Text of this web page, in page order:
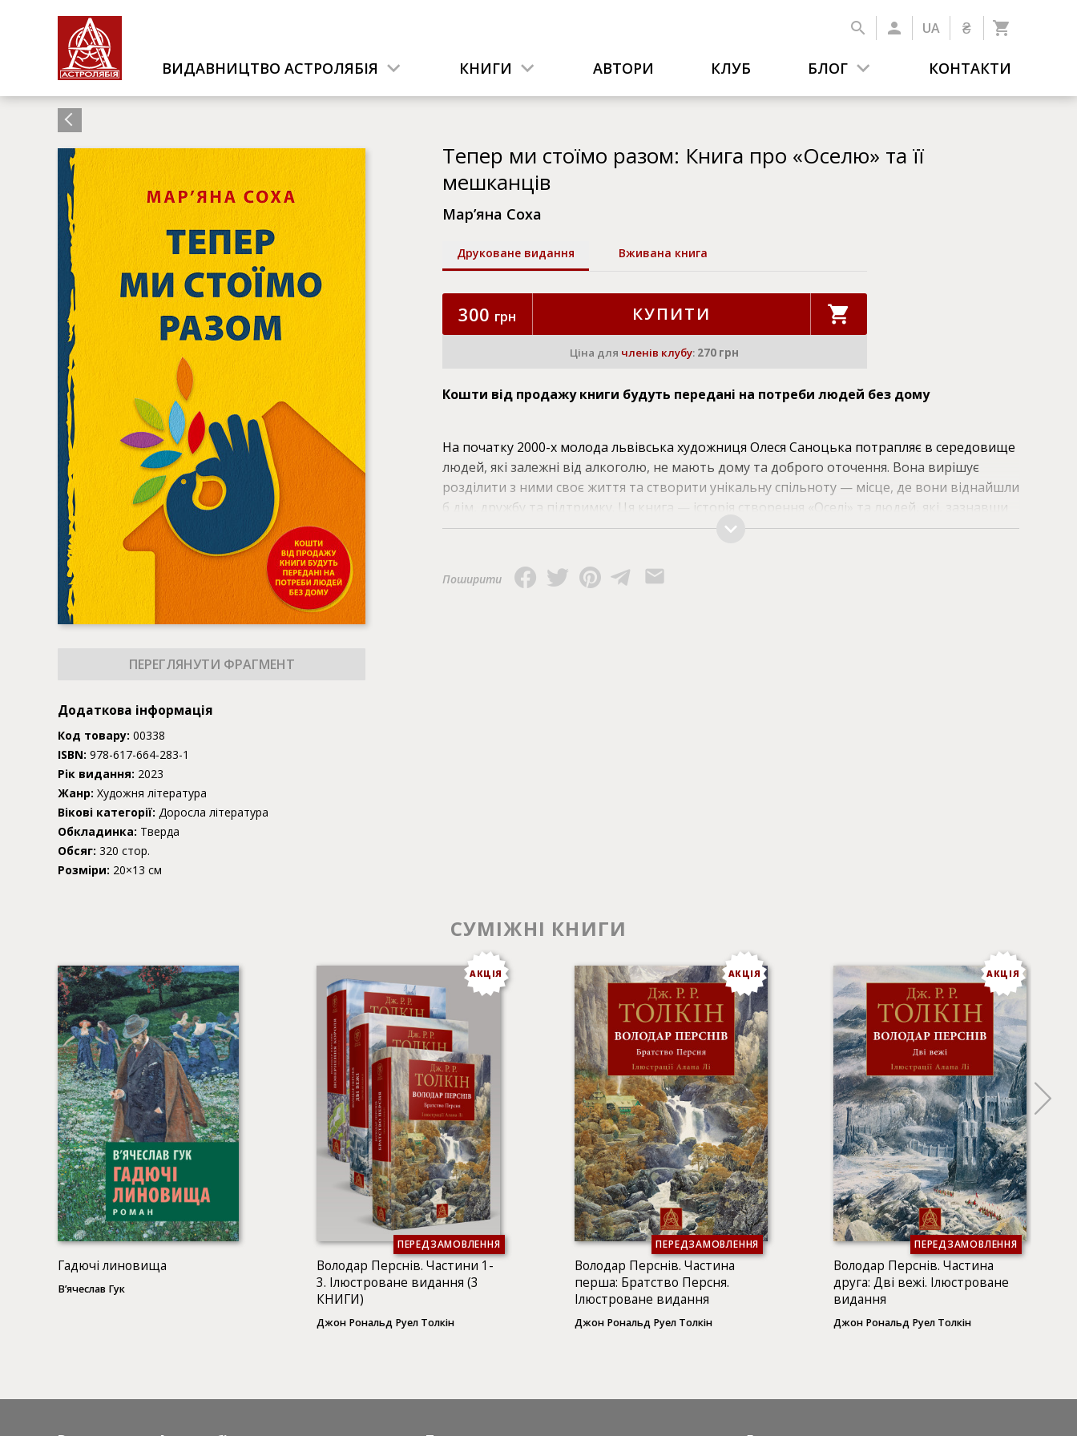
UA ₴
ВИДАВНИЦТВО АСТРОЛЯБІЯ КНИГИ АВТОРИ КЛУБ БЛОГ КОНТАКТИ
Додаткова інформація
Код товару: 00338
ISBN: 978-617-664-283-1
Рік видання: 2023
Жанр: Художня література
Вікові категорії: Доросла література
Обкладинка: Тверда
Обсяг: 320 стор.
Розміри: 20×13 см
Тепер ми стоїмо разом: Книга про «Оселю» та її
мешканців
Мар’яна Соха
Друковане видання
300 грн КУПИТИ
Ціна для членів клубу: 270 грн
Вживана книга
Кошти від продажу книги будуть передані на потреби людей без дому
На початку 2000-х молода львівська художниця Олеся Саноцька потрапляє в середовище
людей, які залежні від алкоголю, не мають дому та доброго оточення. Вона вирішує
розділити з ними своє життя та створити унікальну спільноту — місце, де вони віднайшли
б дім, дружбу та підтримку. Ця книга — історія створення «Оселі» та людей, які, зазнавши
життя на вулиці, втрат та особистих трагедій, урешті потрапили у спільноту. Чи вдасться
понад двадцять чужих одне одному людей? Яка ідея поєднає зневірених? Ця книга про
тих, що втратили дім, але дбають про суспільство, про тих, що роблять цей світ трішки
Поширити
СУМІЖНІ КНИГИ
Гадючі линовища
В’ячеслав Гук
АКЦІЯ
ПЕРЕДЗАМОВЛЕННЯ
Володар Перснів. Частини 1-
3. Ілюстроване видання (3
КНИГИ)
Джон Рональд Руел Толкін
АКЦІЯ
ПЕРЕДЗАМОВЛЕННЯ
Володар Перснів. Частина
перша: Братство Персня.
Ілюстроване видання
Джон Рональд Руел Толкін
АКЦІЯ
ПЕРЕДЗАМОВЛЕННЯ
Володар Перснів. Частина
друга: Дві вежі. Ілюстроване
видання
Джон Рональд Руел Толкін